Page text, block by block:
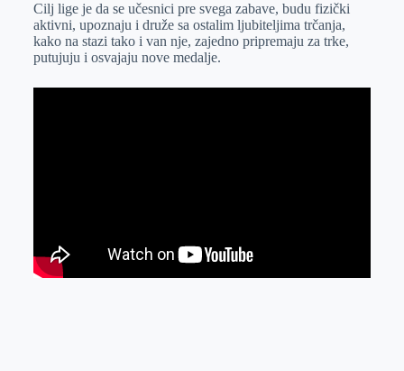
Cilj lige je da se učesnici pre svega zabave, budu fizički
aktivni, upoznaju i druže sa ostalim ljubiteljima trčanja,
kako na stazi tako i van nje, zajedno pripremaju za trke,
putujuju i osvajaju nove medalje.